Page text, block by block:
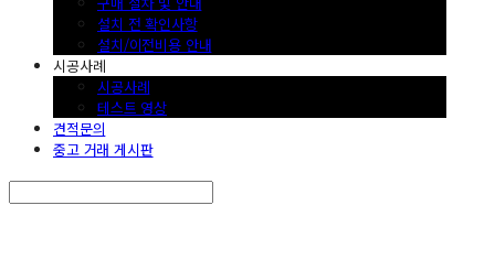
설치 전 확인사항
설치/이전비용 안내
시공사례
시공사례
테스트 영상
견적문의
중고 거래 게시판